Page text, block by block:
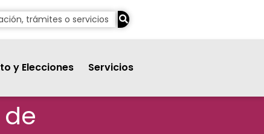
y Elecciones Servicios